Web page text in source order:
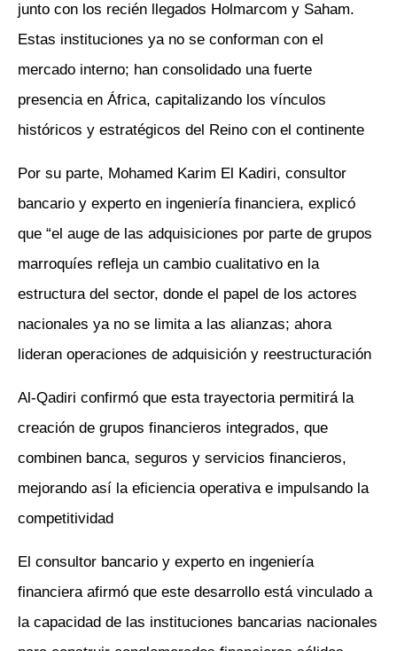
junto con los recién llegados Holmarcom y Saham.
Estas instituciones ya no se conforman con el
mercado interno; han consolidado una fuerte
presencia en África, capitalizando los vínculos
históricos y estratégicos del Reino con el continente
Por su parte, Mohamed Karim El Kadiri, consultor
bancario y experto en ingeniería financiera, explicó
que “el auge de las adquisiciones por parte de grupos
marroquíes refleja un cambio cualitativo en la
estructura del sector, donde el papel de los actores
nacionales ya no se limita a las alianzas; ahora
lideran operaciones de adquisición y reestructuración
Al-Qadiri confirmó que esta trayectoria permitirá la
creación de grupos financieros integrados, que
combinen banca, seguros y servicios financieros,
mejorando así la eficiencia operativa e impulsando la
competitividad
El consultor bancario y experto en ingeniería
financiera afirmó que este desarrollo está vinculado a
la capacidad de las instituciones bancarias nacionales